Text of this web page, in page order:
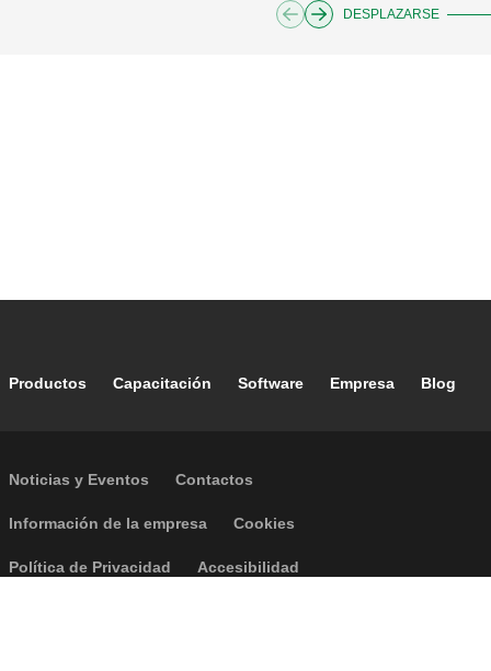
DESPLAZARSE
Footer main navigation
Productos Capacitación Software Empresa Blog
Footer secondary navigation
Noticias y Eventos Contactos
Footer menu
Información de la empresa Cookies
Política de Privacidad Accesibilidad